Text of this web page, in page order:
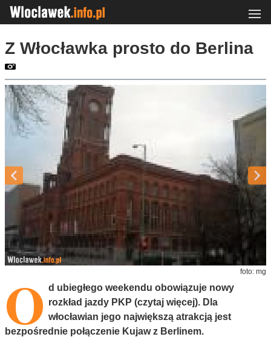
Z Włocławka prosto do Berlina
foto: mg
O d ubiegłego weekendu obowiązuje nowy
rozkład jazdy PKP (czytaj więcej). Dla
włocławian jego największą atrakcją jest
bezpośrednie połączenie Kujaw z Berlinem.